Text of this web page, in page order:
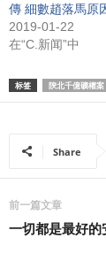
傳 細數趙落馬原
2019-01-22
在“C.新闻”中
标签 陝北千億礦權
Share
前一篇文章
一切都是最好的